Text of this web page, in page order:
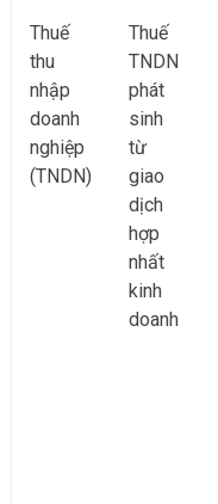
Thuế
thu
nhập
doanh
nghiệp
(TNDN)
Thuế
TNDN
phát
sinh
từ
giao
dịch
hợp
nhất
kinh
doanh